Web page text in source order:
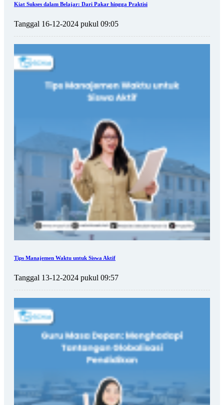
Kiat Sukses dalam Belajar: Dari Pakar hingga Praktisi
Tanggal 16-12-2024 pukul 09:05
Tips Manajemen Waktu untuk Siswa Aktif
Tanggal 13-12-2024 pukul 09:57